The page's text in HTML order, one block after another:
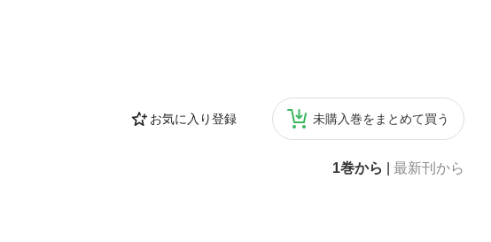
お気に入り登録 未購入巻をまとめて買う
1巻から 最新刊から